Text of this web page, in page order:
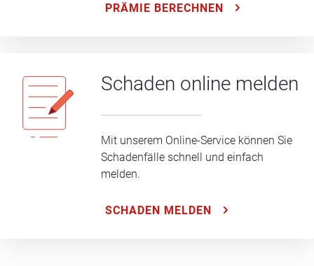
PRÄMIE BERECHNEN
Schaden online melden
Mit unserem Online-Service können Sie
Schadenfälle schnell und einfach
melden.
SCHADEN MELDEN